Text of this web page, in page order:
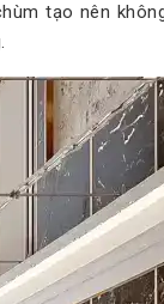
tạo nên